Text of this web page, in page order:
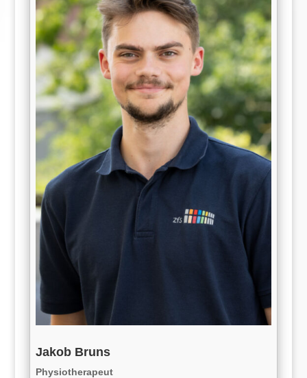
Jakob Bruns
Physiotherapeut